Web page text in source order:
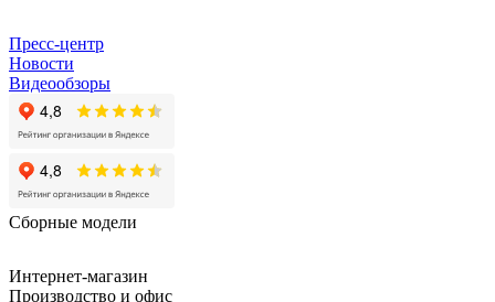
Пресс-центр
Новости
Видеообзоры
Сборные модели
Интернет-магазин
Производство и офис